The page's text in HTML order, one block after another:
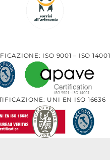
ISO 9001 – ISO 14001
UNI EN ISO 16636